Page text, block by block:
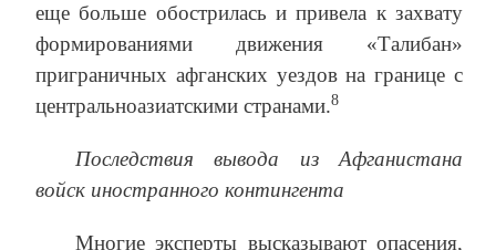
еще больше обострилась и привела к захвату
формированиями движения «Талибан»
приграничных афганских уездов на границе с
центральноазиатскими странами.8
Последствия вывода из Афганистана
войск иностранного контингента
Многие эксперты высказывают опасения,